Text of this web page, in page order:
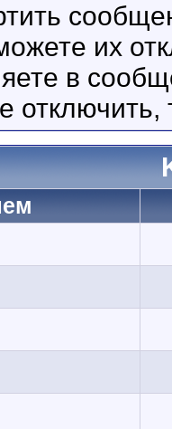
их
в
отключить,